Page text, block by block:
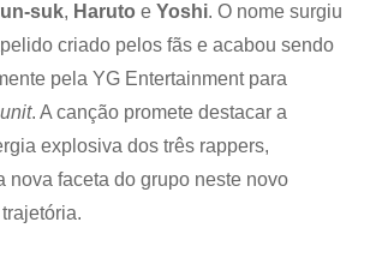
suk, Haruto e Yoshi. O nome surgiu
criado pelos fãs e acabou sendo
pela YG Entertainment para
. A canção promete destacar a
explosiva dos três rappers,
nova faceta do grupo neste novo